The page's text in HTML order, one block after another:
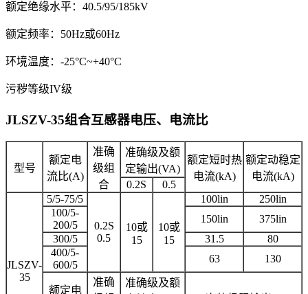
额定绝缘水平：40.5/95/185kV
额定频率：50Hz或60Hz
环境温度：-25°C~+40°C
污秽等级IV级
JLSZV-35组合互感器电压、电流比
型号
额定电
流比(A)
准确
级组
合
准确级及额
定输出(VA)
额定短时热
电流(kA)
额定动稳定
电流(kA)
0.2S 0.5
JLSZV-
35
5/5-75/5
0.2S
0.5
10或
15
10或
15
100lin
250lin
100/5-
200/5
150lin
375lin
300/5
31.5
80
400/5-
600/5
63 130
额定电
准确
准确级及额